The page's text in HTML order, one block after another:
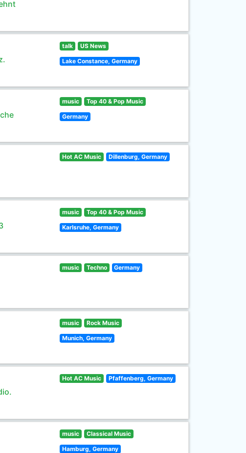
talk US News
Lake Constance, Germany
music Top 40 & Pop Music
Germany
Hot AC Music Dillenburg, Germany
music Top 40 & Pop Music
Karlsruhe, Germany
music Techno Germany
music Rock Music
Munich, Germany
Hot AC Music Pfaffenberg, Germany
music Classical Music
Hamburg, Germany